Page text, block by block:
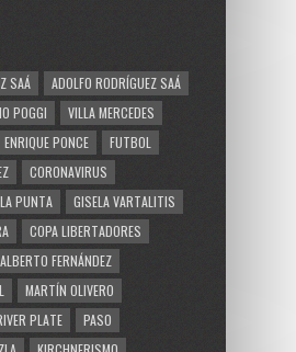
SAÁ
ADOLFO RODRÍGUEZ SAÁ
POGGI
VILLA MERCEDES
ENRIQUE PONCE
FUTBOL
CORONAVIRUS
LA PUNTA
GISELA VARTALITIS
COPA LIBERTADORES
ALBERTO FERNÁNDEZ
MARTÍN OLIVERO
PLATE
PASO